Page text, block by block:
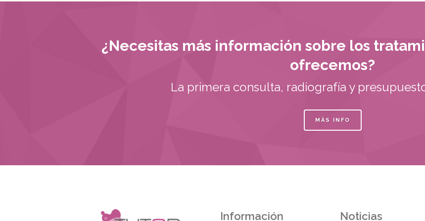
¿Necesitas más información sobre los
ofrecemos?
La primera consulta, radiografía y
MÁS INFO
Información Noticias